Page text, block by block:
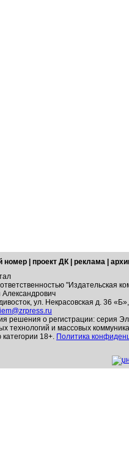
номер проект ДК реклама
"Издательская
Александрович
ул. Некрасовская д. 36
решения о регистрации: серия
технологий и массовых
18+. Политика